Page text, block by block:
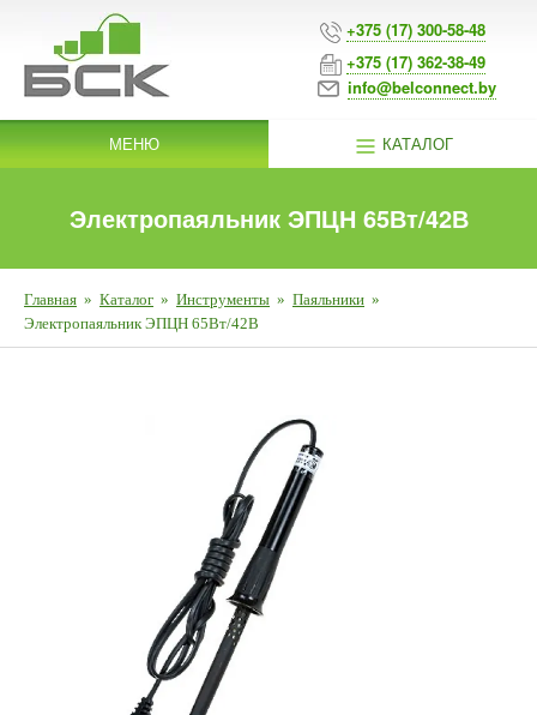
+375 (17) 300-58-48
+375 (17) 362-38-49
info@belconnect.by
МЕНЮ КАТАЛОГ
Электропаяльник ЭПЦН 65Вт/42В
Главная » Каталог » Инструменты » Паяльники »
Электропаяльник ЭПЦН 65Вт/42В